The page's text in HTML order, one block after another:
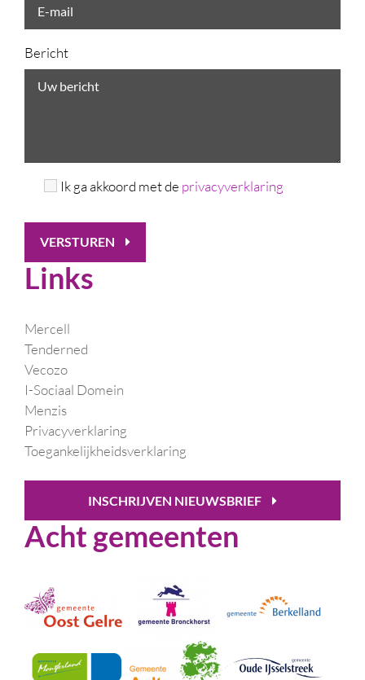
Bericht
Ik ga akkoord met de privacyverklaring
VERSTUREN
Links
Mercell
Tenderned
Vecozo
I-Sociaal Domein
Menzis
Privacyverklaring
Toegankelijkheidsverklaring
INSCHRIJVEN NIEUWSBRIEF
Acht gemeenten